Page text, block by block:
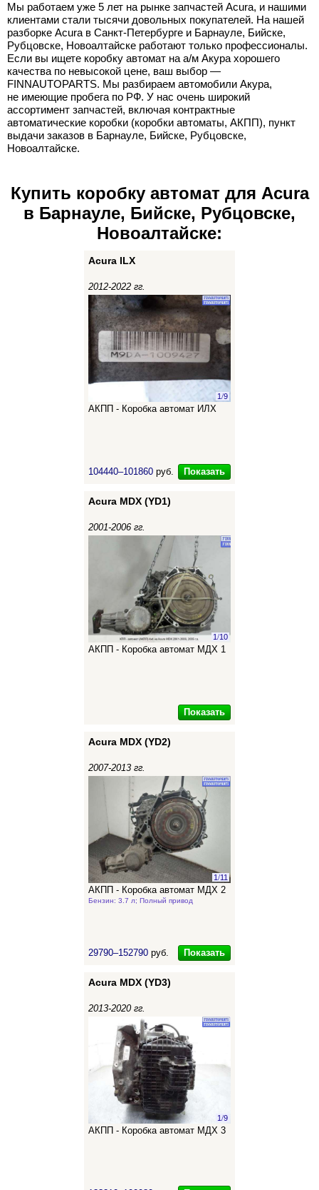
Мы работаем уже 5 лет на рынке запчастей Acura, и нашими
клиентами стали тысячи довольных покупателей. На нашей
разборке Acura в Санкт-Петербурге и Барнауле, Бийске,
Рубцовске, Новоалтайске работают только профессионалы.
Если вы ищете коробку автомат на а/м Акура хорошего
качества по невысокой цене, ваш выбор —
FINNAUTOPARTS. Мы разбираем автомобили Акура,
не имеющие пробега по РФ. У нас очень широкий
ассортимент запчастей, включая контрактные
автоматические коробки (коробки автоматы, АКПП), пункт
выдачи заказов в Барнауле, Бийске, Рубцовске,
Новоалтайске.
Купить коробку автомат для Acura
в Барнауле, Бийске, Рубцовске,
Новоалтайске:
Acura ILX
2012-2022 гг.
1/9
АКПП - Коробка автомат ИЛХ
104440–101860 руб. Показать
Acura MDX (YD1)
2001-2006 гг.
1/10
АКПП - Коробка автомат МДХ 1
Показать
Acura MDX (YD2)
2007-2013 гг.
1/11
АКПП - Коробка автомат МДХ 2
Бензин: 3.7 л; Полный привод
29790–152790 руб. Показать
Acura MDX (YD3)
2013-2020 гг.
1/9
АКПП - Коробка автомат МДХ 3